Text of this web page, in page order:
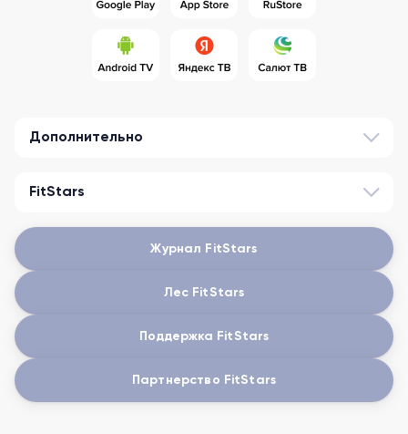
Дополнительно
FitStars
Журнал FitStars
Лес FitStars
Поддержка FitStars
Партнерство FitStars